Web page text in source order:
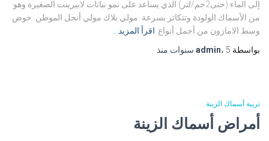
إلى الماء (حتى2جم/لتر) الذي يساعد على نمو نباتات لابيرينت الصغيرة وهو
من الأسماك الولودة وتتكاثر بسرعة. مولي بلاك مولي أنجل الموطن: حوض
وسط الامازون من أجمل أنواع اقرأ المزيد…
بواسطة
admin، 5 سنوات منذ
تربية أسماك الزينة
أمراض أسماك الزينة